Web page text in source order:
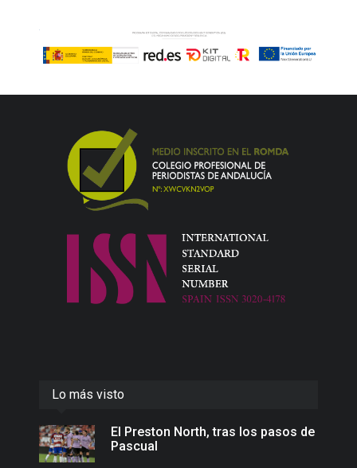
Lo más visto
El Preston North, tras los pasos de
Pascual